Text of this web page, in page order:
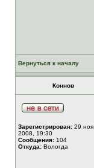
Вернуться к началу
Коннов
Зарегистрирован: 29 ноя
2008, 19:30
Сообщения: 104
Откуда: Вологда